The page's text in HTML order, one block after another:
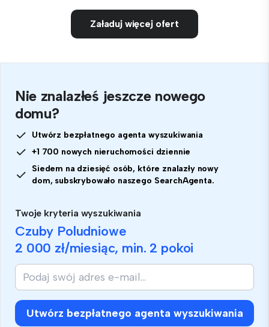
Załaduj więcej ofert
Nie znalazłeś jeszcze nowego
domu?
Utwórz bezpłatnego agenta wyszukiwania
+1 700 nowych nieruchomości dziennie
Siedem na dziesięć osób, które znalazły nowy
dom, subskrybowało naszego SearchAgenta.
Twoje kryteria wyszukiwania
Czuby Poludniowe
2 000 zł/miesiąc, min. 2 pokoi
Utwórz bezpłatnego agenta wyszukiwania